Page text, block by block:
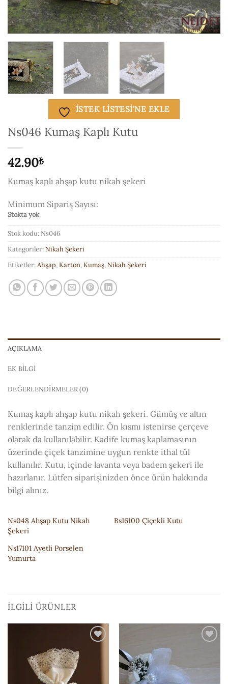
ISTEK LISTESI'NE EKLE
Ns046 Kumaş Kaplı Kutu
42.90₺
Kumaş kaplı ahşap kutu nikah şekeri
Minimum Sipariş Sayısı:
Stokta yok
Stok kodu: Ns046
Kategoriler:Nikah Şekeri
Etiketler:Ahşap,Karton,Kumaş,Nikah Şekeri
AÇIKLAMA
EK BILGI
DEĞERLENDIRMELER (0)
Kumaş kaplı ahşap kutu nikah şekeri. Gümüş ve altın
renklerinde tanzim edilir. Ön kısmı istenirse çerçeve
olarak da kullanılabilir. Kadife kumaş kaplamasının
üzerinde çiçek tanzimine uygun renkte ithal tül
kullanılır. Kutu, içinde lavanta veya badem şekeri ile
hazırlanır. Lütfen siparişinizden önce ürün hakkında
bilgi alınız.
Ns048 Ahşap Kutu Nikah
Şekeri
Bs16100 Çiçekli Kutu
Ns17101 Ayetli Porselen
Yumurta
İLGILI ÜRÜNLER
ISTEK
LISTESI'NE
EKLE
EKLE